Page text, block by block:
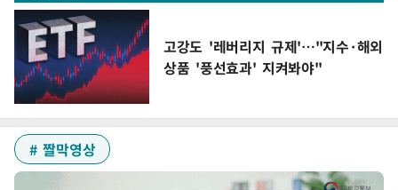
고강도 '레버리지 규제'…"지수·해외
상품 '풍선효과' 지켜봐야"
# 짤막영상